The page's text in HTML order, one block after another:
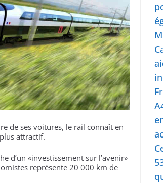
de ses voitures, le rail connaît en
attractif.
d’un «investissement sur l’avenir»
représente 20 000 km de